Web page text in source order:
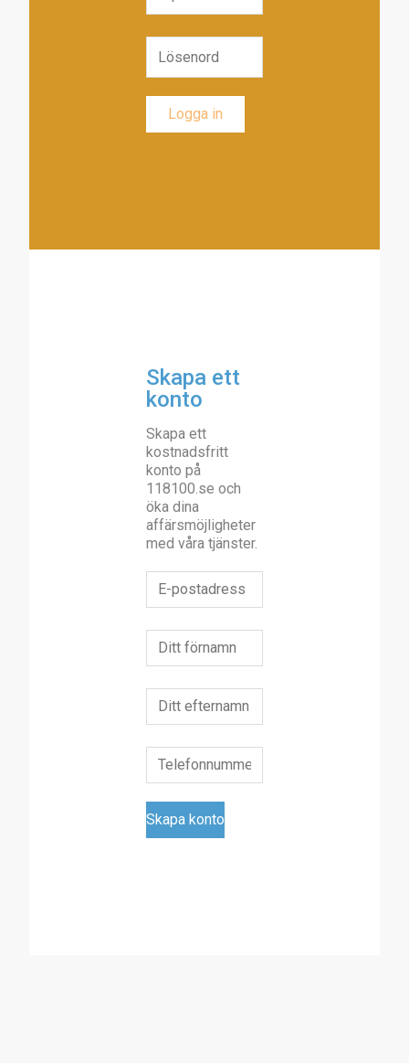
Skapa ett
konto
Skapa ett
kostnadsfritt
konto på
118100.se och
öka dina
affärsmöjligheter
med våra tjänster.